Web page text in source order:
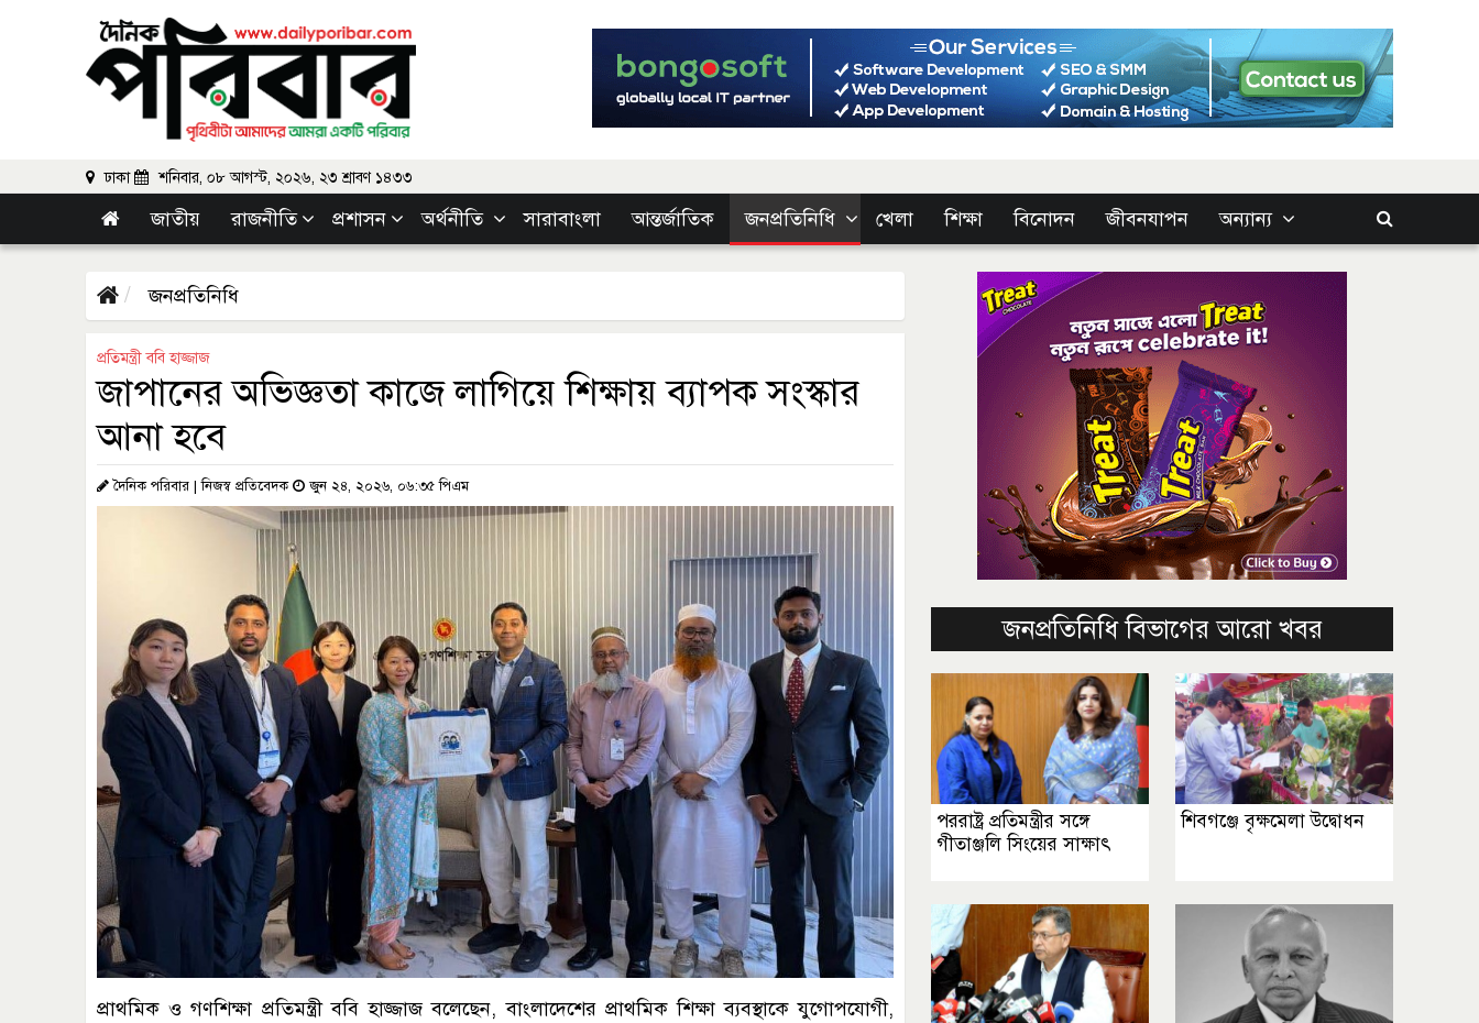
ঢাকা শনিবার, ০৮ আগস্ট, ২০২৬, ২৩ শ্রাবণ ১৪৩৩
জাতীয় রাজনীতি প্রশাসন অর্থনীতি সারাবাংলা আন্তর্জাতিক জনপ্রতিনিধি খেলা শিক্ষা বিনোদন জীবনযাপন অন্যান্য
জনপ্রতিনিধি
প্রতিমন্ত্রী ববি হাজ্জাজ
জাপানের অভিজ্ঞতা কাজে লাগিয়ে শিক্ষায় ব্যাপক সংস্কার
আনা হবে
দৈনিক পরিবার | নিজস্ব প্রতিবেদক জুন ২৪, ২০২৬, ০৬:৩৫ পিএম
প্রাথমিক ও গণশিক্ষা প্রতিমন্ত্রী ববি হাজ্জাজ বলেছেন, বাংলাদেশের প্রাথমিক শিক্ষা ব্যবস্থাকে যুগোপযোগী,
জনপ্রতিনিধি বিভাগের আরো খবর
পররাষ্ট্র প্রতিমন্ত্রীর সঙ্গে
গীতাঞ্জলি সিংয়ের সাক্ষাৎ
শিবগঞ্জে বৃক্ষমেলা উদ্বোধন